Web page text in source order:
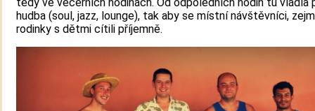
hudba (soul, jazz, lounge), tak aby se místní návštěvníci,
rodinky s dětmi cítili příjemně.